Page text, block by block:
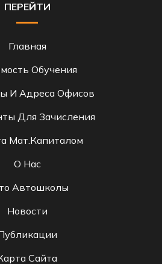
ПЕРЕЙТИ
Главная
Обучения
И Адреса Офисов
Для Зачисления
Мат.капиталом
О Нас
Автошколы
Новости
Сайта